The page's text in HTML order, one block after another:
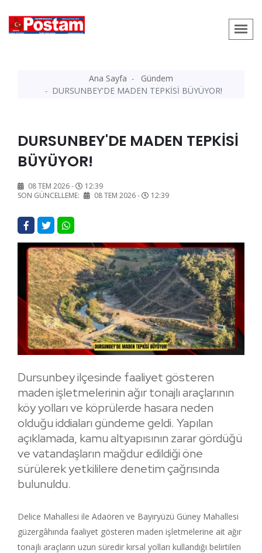
Ana Sayfa
Gündem
DURSUNBEY'DE MADEN TEPKİSİ BÜYÜYOR!
DURSUNBEY'DE MADEN TEPKİSİ
BÜYÜYOR!
08 TEM 2026 -
12:39
SON GÜNCELLEME:
08 TEM 2026 - 12:39
Dursunbey ilçesinde faaliyet gösteren
maden işletmelerinin ağır tonajlı araçlarının
köy yolları ve köprülerde hasara neden
olduğu iddiaları gündeme geldi. Yapılan
açıklamada, kamu altyapısının zarar gördüğü
ve vatandaşların mağdur edildiği öne
sürülerek yetkililere denetim çağrısında
bulunuldu.
Delice Mahallesi ile Adaören ve Bayıryüzü Güney Mahallesi
güzergâhında faaliyet gösteren maden işletmelerine ait ağır
tonajlı araçların uzun süredir kırsal yolları kullandığı belirtilen